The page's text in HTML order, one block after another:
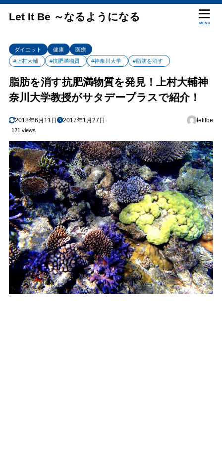
Let It Be ～なるようになる
MENU
ダイエット 健康
医療
#上村大輔
#抗肥満物質 #神奈川大学 #脂肪を消す
脂肪を消す抗肥満物質を発見！上村大輔神
奈川大学教授がサタデープラスで紹介！
2018年6月11日 2017年1月27日 letitbe
121 views